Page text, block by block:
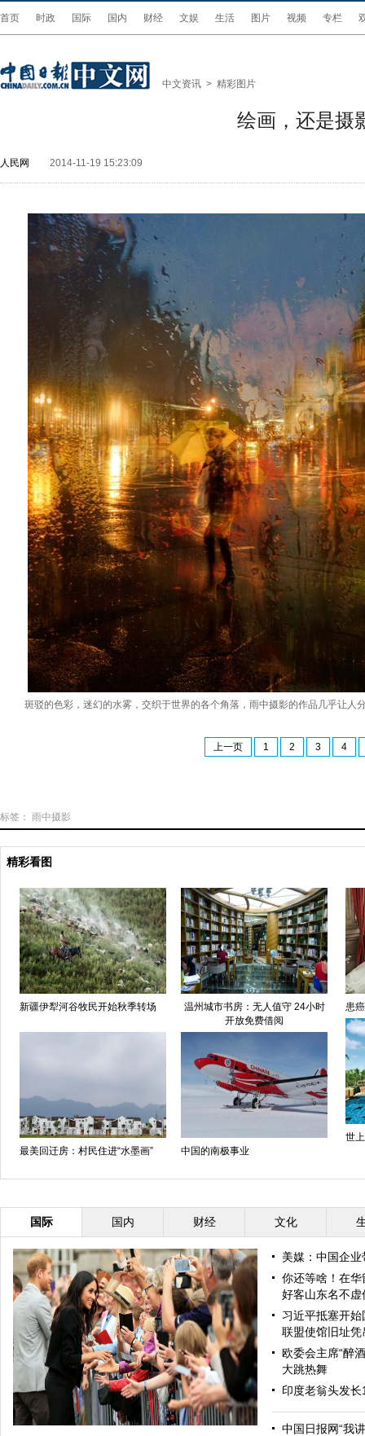
首页 时政 国际 国内 财经 文娱 生活 图片 视频 专栏
中文资讯 > 精彩图片
绘画，还是摄
人民网 2014-11-19 15:23:09
斑驳的色彩，迷幻的水雾，交织于世界的各个角落，雨中摄影的作品几乎让人
上一页 1 2 3 4
标签： 雨中摄影
精彩看图
新疆伊犁河谷牧民开始秋季转场
温州城市书房：无人值守 24小时
开放免费借阅
最美回迁房：村民住进“水墨画” 中国的南极事业
患
世
国际 国内 财经 文化
美媒：中国企
你还等啥！在
好客山东名不虚
习近平抵塞开
联盟使馆旧址凭
欧委会主席“醉
大跳热舞
印度老翁头发
中国日报网“我